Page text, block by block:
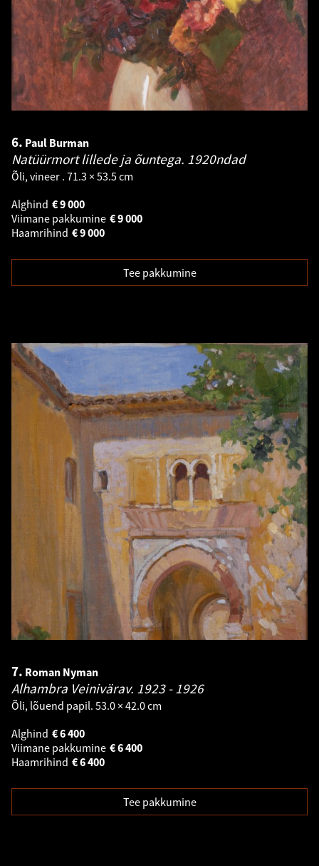
6. Paul Burman
Natüürmort lillede ja õuntega. 1920ndad
Õli, vineer . 71.3 × 53.5 cm
Alghind
9 000
€
Viimane pakkumine
9 000
€
Haamrihind
9 000
€
Tee pakkumine
7. Roman Nyman
Alhambra Veinivärav. 1923 - 1926
Õli, lõuend papil. 53.0 × 42.0 cm
Alghind
6 400
€
Viimane pakkumine
6 400
€
Haamrihind
6 400
€
Tee pakkumine